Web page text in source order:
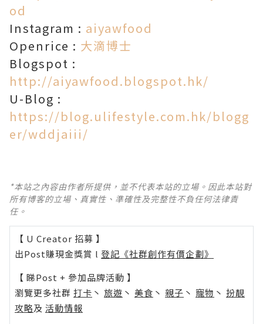
od
Instagram : aiyawfood
Openrice : 大滴博士
Blogspot :
http://aiyawfood.blogspot.hk/
U-Blog :
https://blog.ulifestyle.com.hk/blogg
er/wddjaiii/
*本站之內容由作者所提供，並不代表本站的立場。因此本站對
所有博客的立場、真實性、準確性及完整性不負任何法律責
任。
【 U Creator 招募 】
出Post賺現金獎賞 l 登記《社群創作有價企劃》
【 睇Post + 參加品牌活動 】
瀏覽更多社群 打卡 丶 旅遊 丶 美食 丶 親子 丶 寵物 丶 扮靚
攻略及 活動情報